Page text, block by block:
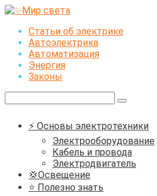
Перейти
контентуСтатьи об электрике
Автоэлектрика
Автоматизация
Энергия
Законы
⚡ Основы электротехники
Электрооборудование
Кабель и провода
Электродвигатель
💢Освещение
⭐ Полезно знать